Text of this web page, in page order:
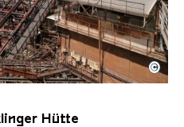
Völklinger Hütte mit
Völklinger Hütte | Karl
©
Hütte